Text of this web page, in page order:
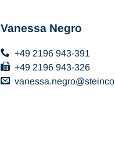
Vanessa Negro
+49 2196 943-391
+49 2196 943-326
vanessa.negro
steinco